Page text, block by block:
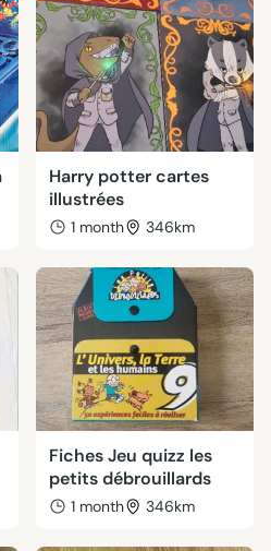
Harry potter cartes
illustrées
1 month 346km
Fiches Jeu quizz les
petits débrouillards
1 month 346km